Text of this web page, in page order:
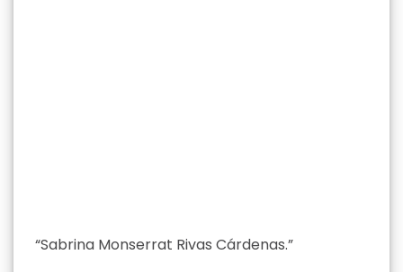
“Sabrina Monserrat Rivas Cárdenas.”